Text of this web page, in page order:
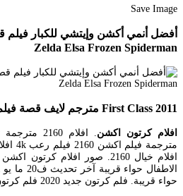
Save Image
Zelda Elsa Frozen Spiderman
First Class 2011 مترجم لايف قصة فيلم X-Men.
افلام كرتون اكشن
افلام خيال 2160. صور افلام
حواء قريبة. فلم كرتون جديد 2020 فلم كرتون روعة mp3 تشغيل.